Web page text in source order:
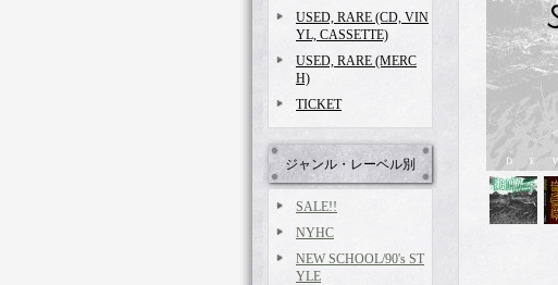
USED, RARE (CD, VIN
YL, CASSETTE)
USED, RARE (MERC
H)
TICKET
ジャンル・レーベル別
SALE!!
NYHC
NEW SCHOOL/90's ST
YLE